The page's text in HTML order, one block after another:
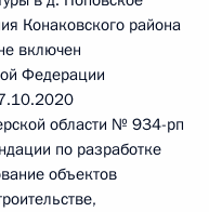
Конаковского района
включен
Федерации
области № 934-рп
по разработке
объектов